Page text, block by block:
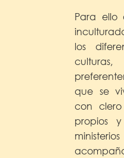
Para ello
los
que se
con
propios